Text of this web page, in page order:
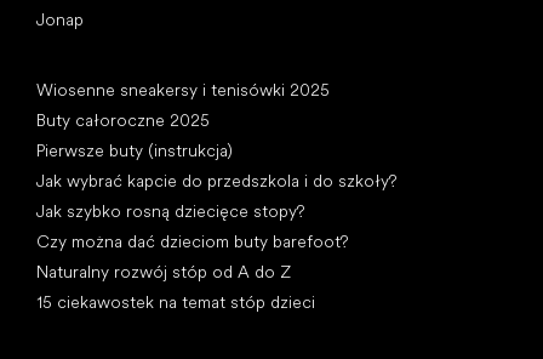
Jonap
Wiosenne sneakersy i tenisówki 2025
Buty całoroczne 2025
Pierwsze buty (instrukcja)
Jak wybrać kapcie do przedszkola i do szkoły?
Jak szybko rosną dziecięce stopy?
Czy można dać dzieciom buty barefoot?
Naturalny rozwój stóp od A do Z
15 ciekawostek na temat stóp dzieci